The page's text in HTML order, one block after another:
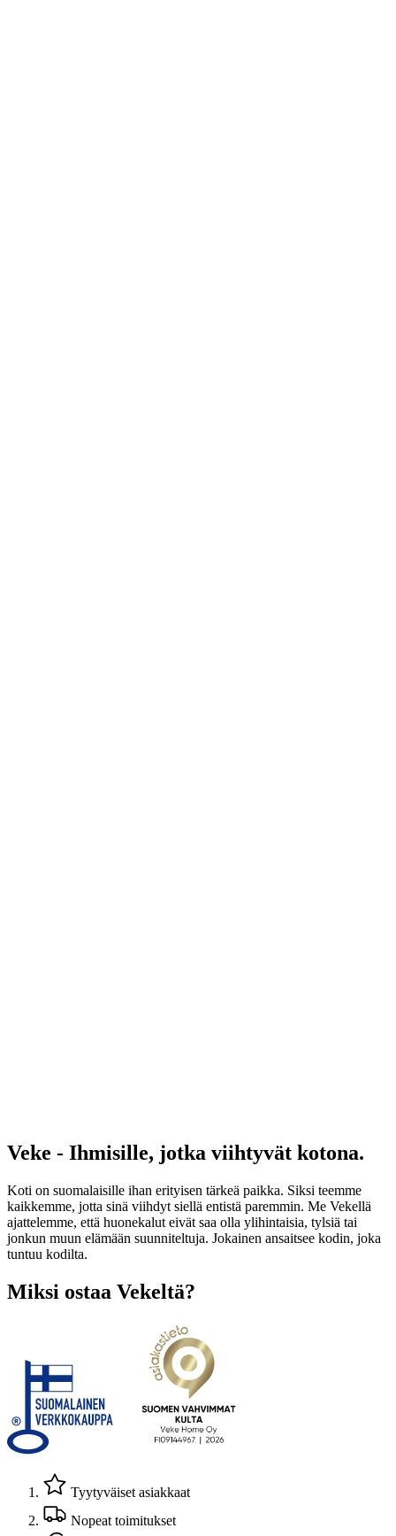
Veke - Ihmisille, jotka viihtyvät kotona.
Koti on suomalaisille ihan erityisen tärkeä paikka. Siksi teemme
kaikkemme, jotta sinä viihdyt siellä entistä paremmin. Me Vekellä
ajattelemme, että huonekalut eivät saa olla ylihintaisia, tylsiä tai
jonkun muun elämään suunniteltuja. Jokainen ansaitsee kodin, joka
tuntuu kodilta.
Miksi ostaa Vekeltä?
Tyytyväiset asiakkaat
Nopeat toimitukset